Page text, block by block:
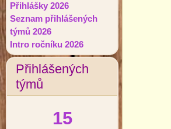
Přihlášky 2026
Seznam přihlášených
týmů 2026
Intro ročníku 2026
Přihlášených
týmů
15